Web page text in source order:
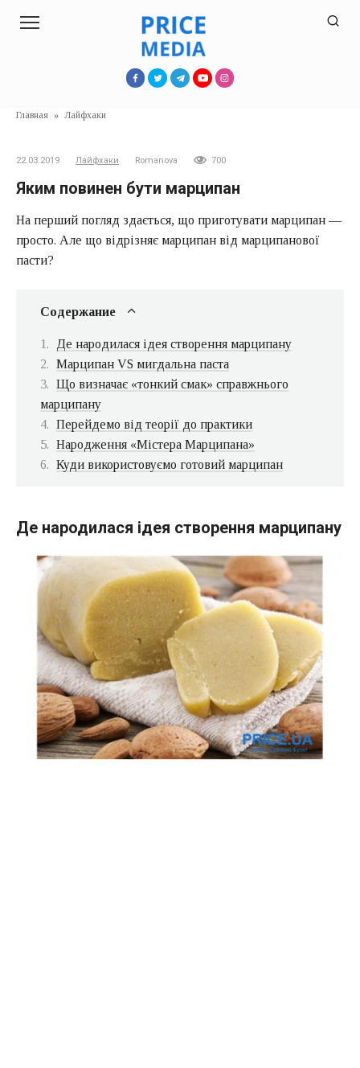
Главная » Лайфхаки
22.03.2019 Лайфхаки Romanova 700
Яким повинен бути марципан
На перший погляд здається, що приготувати марципан —
просто. Але що відрізняє марципан від марципанової
пасти?
Содержание
Де народилася ідея створення марципану
Марципан VS мигдальна паста
Що визначає «тонкий смак» справжнього
марципану
Перейдемо від теорії до практики
Народження «Містера Марципана»
Куди використовуємо готовий марципан
Де народилася ідея створення марципану